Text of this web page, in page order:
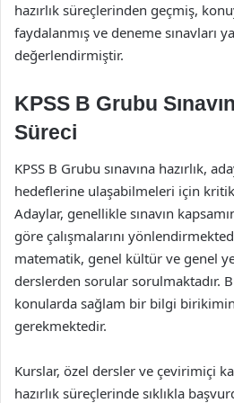
hazırlık süreçlerinden geçmiş,
faydalanmış ve deneme sınavları
değerlendirmiştir.
KPSS B Grubu
Süreci
KPSS B Grubu sınavına hazırlık,
hedeflerine ulaşabilmeleri için
Adaylar, genellikle sınavın
göre çalışmalarını
matematik, genel kültür ve genel
derslerden sorular sorulmaktadır.
konularda sağlam bir bilgi
gerekmektedir.
Kurslar, özel dersler ve çevirimiçi
hazırlık süreçlerinde sıklıkla